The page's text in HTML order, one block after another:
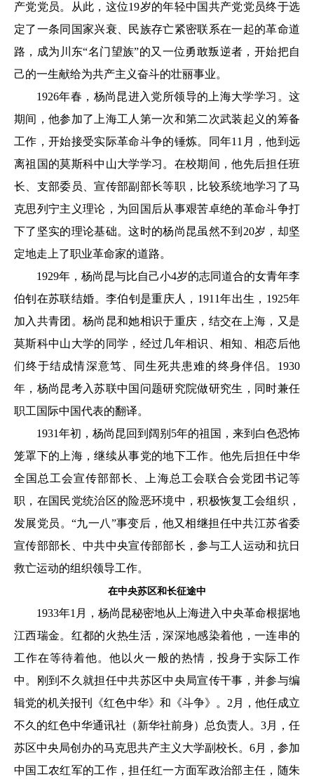
产党党员。从此，这位19岁的年轻中国共产党党员终于选
定了一条同国家兴衰、民族存亡紧密联系在一起的革命道
路，成为川东“名门望族”的又一位勇敢叛逆者，开始把自
己的一生献给为共产主义奋斗的壮丽事业。
1926年春，杨尚昆进入党所领导的上海大学学习。这
期间，他参加了上海工人第一次和第二次武装起义的筹备
工作，开始接受实际革命斗争的锤炼。同年11月，他到远
离祖国的莫斯科中山大学学习。在校期间，他先后担任班
长、支部委员、宣传部副部长等职，比较系统地学习了马
克思列宁主义理论，为回国后从事艰苦卓绝的革命斗争打
下了坚实的理论基础。这时的杨尚昆虽然不到20岁，却坚
定地走上了职业革命家的道路。
1929年，杨尚昆与比自己小4岁的志同道合的女青年李
伯钊在苏联结婚。李伯钊是重庆人，1911年出生，1925年
加入共青团。杨尚昆和她相识于重庆，结交在上海，又是
莫斯科中山大学的同学，经过几年相识、相知、相恋后他
们终于结成情深意笃、同生死共患难的终身伴侣。1930
年，杨尚昆考入苏联中国问题研究院做研究生，同时兼任
职工国际中国代表的翻译。
1931年初，杨尚昆回到阔别5年的祖国，来到白色恐怖
笼罩下的上海，继续从事党的地下工作。他先后担任中华
全国总工会宣传部部长、上海总工会联合会党团书记等
职，在国民党统治区的险恶环境中，积极恢复工会组织，
发展党员。“九一八”事变后，他又相继担任中共江苏省委
宣传部部长、中共中央宣传部部长，参与工人运动和抗日
救亡运动的组织领导工作。
在中央苏区和长征途中
1933年1月，杨尚昆秘密地从上海进入中央革命根据地
江西瑞金。红都的火热生活，深深地感染着他，一连串的
工作在等待着他。他以火一般的热情，投身于实际工作
中。刚到不久就担任中共苏区中央局宣传干事，并参与编
辑党的机关报刊《红色中华》和《斗争》。2月，他任成立
不久的红色中华通讯社（新华社前身）总负责人。3月，任
苏区中央局创办的马克思共产主义大学副校长。6月，参加
中国工农红军的工作，担任红一方面军政治部主任，随朱